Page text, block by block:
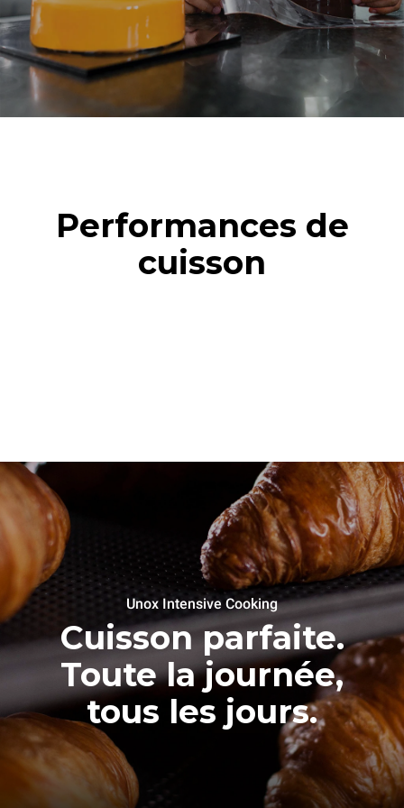
8 demi-charges de
croissants
1 nettoyage rapide
Performances de
cuisson
Unox Intensive Cooking
Cuisson parfaite.
Toute la journée,
tous les jours.